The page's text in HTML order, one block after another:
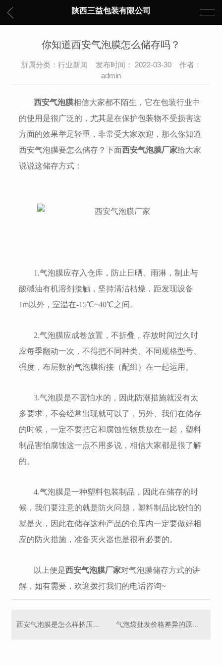
陕西三益包装有限公司
你知道西安气泡膜怎么储存吗？
所属分类：行业新闻 发布时间： 2022-03-30 作者：
admin
西安气泡膜相信大家都不陌生，它在包装行业中
的使用是很广泛的，尤其是在保护包装物不受损害这
方面的效果举足轻重，非常受大家欢迎，那么你知道
西安气泡膜要怎么储存？下面西安气泡膜厂家给大家
说说这储存方式：
1.气泡膜应存入仓库，防止日晒、雨淋，制止与
酸碱油有机溶剂接触，坚持清洁枯燥，距发现设备
1m以外，室温在-15℃~40℃之间。
2.气泡膜应成卷放置，不折叠，存放时间过久时
应每季翻动一次，不得把不同种类、不同规格型号、
强度，布层数的气泡膜衔接（配组）在一起运用。
3.气泡膜是不害怕水的，因此防潮措施就没有太
多要求，不会经常出现就可以了，另外、我们在储存
的时候，一定不要把它和腐蚀性物质放在一起，塑料
制品害怕腐蚀这一点不用多说，相信大家都是很了解
的。
4.气泡膜是一种塑料包装制品，因此在储存的时
候，我们要注意的就是防火问题，塑料制品比较怕的
就是火，因此在储存这种产品的仓库内一定要做好相
应的防火措施，准备灭火器也是很有必要的。
以上便是西安气泡膜厂家对气泡膜储存方式的讲
解，如有需要，欢迎拨打我们的电话咨询~